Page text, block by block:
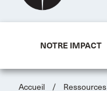
NOTRE IMPACT
Accueil / Ressources